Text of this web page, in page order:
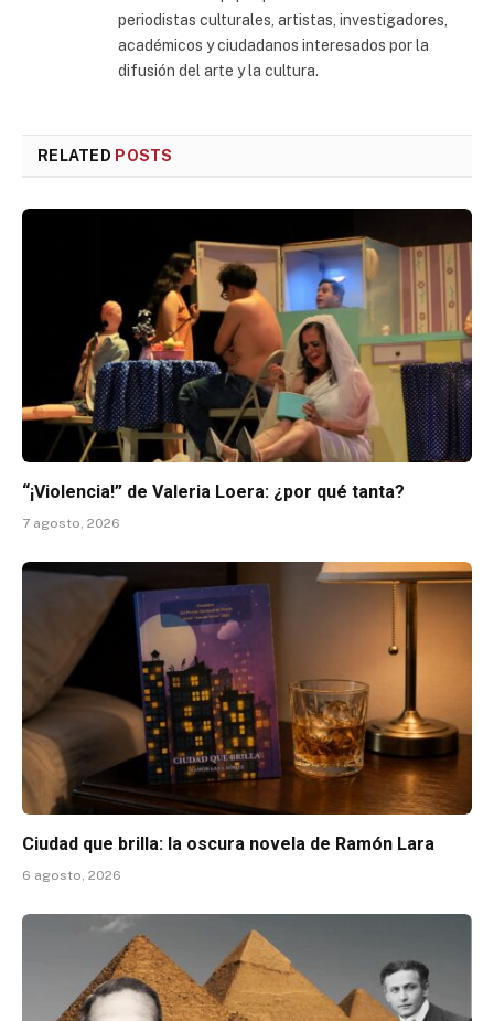
periodistas culturales, artistas, investigadores,
académicos y ciudadanos interesados por la
difusión del arte y la cultura.
RELATED POSTS
“¡Violencia!” de Valeria Loera: ¿por qué tanta?
7 agosto, 2026
Ciudad que brilla: la oscura novela de Ramón Lara
6 agosto, 2026